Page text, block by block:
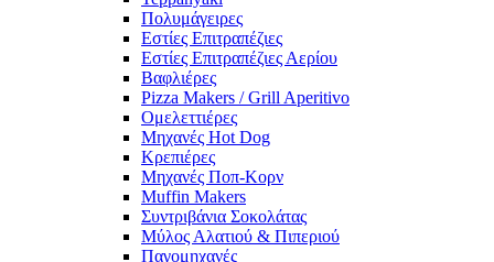
Πολυμάγειρες
Εστίες Επιτραπέζιες
Εστίες Επιτραπέζιες Αερίου
Βαφλιέρες
Pizza Makers / Grill Aperitivo
Ομελεττιέρες
Μηχανές Hot Dog
Κρεπιέρες
Μηχανές Ποπ-Κορν
Muffin Makers
Συντριβάνια Σοκολάτας
Μύλος Αλατιού & Πιπεριού
Παγομηχανές